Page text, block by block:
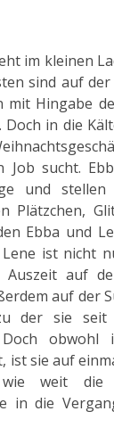
im kleinen
sind auf der
Hingabe
in die
Job sucht.
und
Plätzchen,
Ebba und
ist nicht
Auszeit auf
auf der
der sie seit
obwohl
ist sie auf
weit die
in die